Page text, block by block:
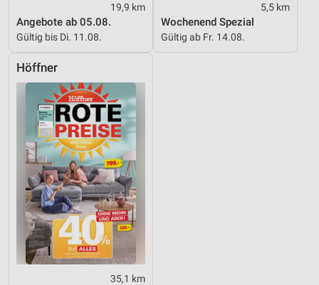
19,9 km
Angebote ab 05.08.
Gültig bis Di. 11.08.
5,5 km
Wochenend Spezial
Gültig ab Fr. 14.08.
Höffner
35,1 km